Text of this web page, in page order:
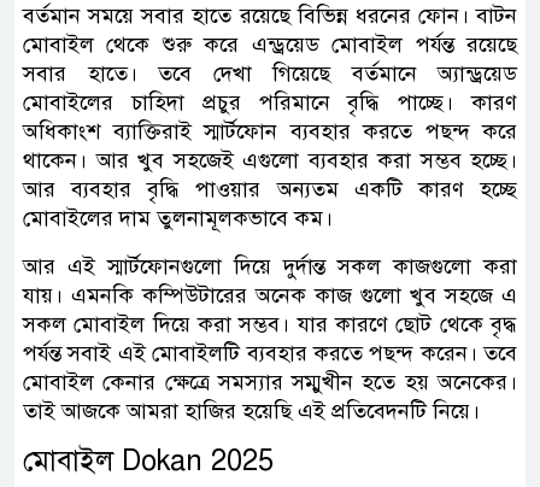
বর্তমান সময়ে সবার হাতে রয়েছে বিভিন্ন ধরনের ফোন। বাটন
মোবাইল থেকে শুরু করে এন্ড্রয়েড মোবাইল পর্যন্ত রয়েছে
সবার হাতে। তবে দেখা গিয়েছে বর্তমানে অ্যান্ড্রয়েড
মোবাইলের চাহিদা প্রচুর পরিমানে বৃদ্ধি পাচ্ছে। কারণ
অধিকাংশ ব্যাক্তিরাই স্মার্টফোন ব্যবহার করতে পছন্দ করে
থাকেন। আর খুব সহজেই এগুলো ব্যবহার করা সম্ভব হচ্ছে।
আর ব্যবহার বৃদ্ধি পাওয়ার অন্যতম একটি কারণ হচ্ছে
মোবাইলের দাম তুলনামূলকভাবে কম।
আর এই স্মার্টফোনগুলো দিয়ে দুর্দান্ত সকল কাজগুলো করা
যায়। এমনকি কম্পিউটারের অনেক কাজ গুলো খুব সহজে এ
সকল মোবাইল দিয়ে করা সম্ভব। যার কারণে ছোট থেকে বৃদ্ধ
পর্যন্ত সবাই এই মোবাইলটি ব্যবহার করতে পছন্দ করেন। তবে
মোবাইল কেনার ক্ষেত্রে সমস্যার সম্মুখীন হতে হয় অনেকের।
তাই আজকে আমরা হাজির হয়েছি এই প্রতিবেদনটি নিয়ে।
মোবাইল ‌Dokan 2025